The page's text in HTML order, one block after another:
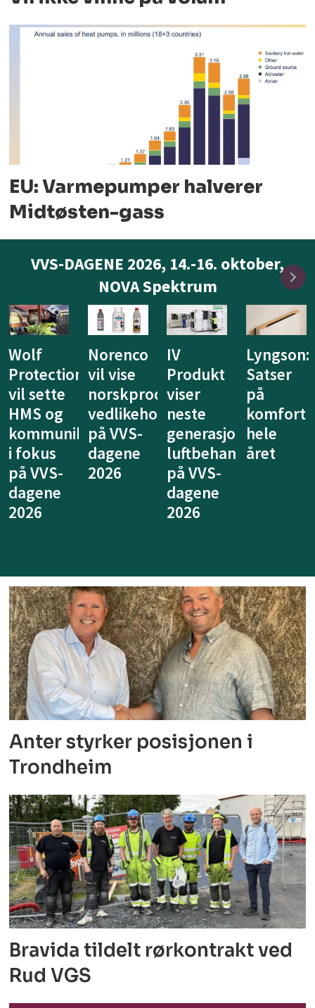
EU: Varmepumper halverer
Midtøsten-gass
VVS-DAGENE 2026, 14.-16. oktober,
NOVA Spektrum
IV
Produkt
viser
neste
generasjon
luftbehandling
på VVS-
dagene
2026
Lyngson:
Satser
på
komfort
hele
året
Niprox
lanserer
nytt
system
for
legionellasikring
på VVS-
dagene
KE
Fibertec
vil vise
at
kan
Anter styrker posisjonen i
Trondheim
Bravida tildelt rørkontrakt ved
Rud VGS